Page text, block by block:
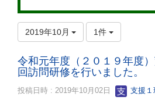
2019年10月 1件
令和元年度（２０１９年度
回訪問研修を行いました。
投稿日時 : 2019年10月02日 支援１